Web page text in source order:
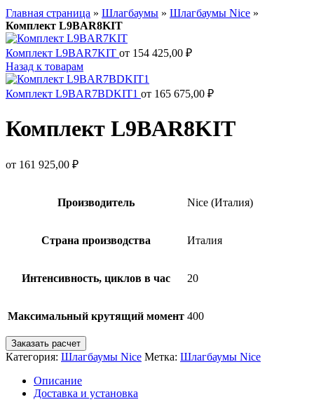
Главная страница » Шлагбаумы » Шлагбаумы Nice »
Комплект L9BAR8KIT
Комплект L9BAR7KIT от 154 425,00 ₽
Назад к товарам
Комплект L9BAR7BDKIT1 от 165 675,00 ₽
Комплект L9BAR8KIT
от 161 925,00 ₽
Производитель Nice (Италия)
Страна производства Италия
Интенсивность, циклов в час 20
Максимальный крутящий момент 400
Заказать расчет
Категория: Шлагбаумы Nice Метка: Шлагбаумы Nice
Описание
Доставка и установка